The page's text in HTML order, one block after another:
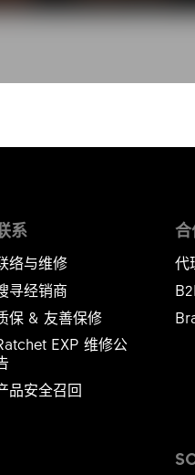
系
络与维修
寻经销商
保 & 友善保修
EXP 维修公
品安全召回
代